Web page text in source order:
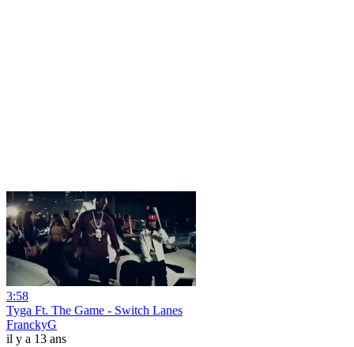
3:58
Tyga Ft. The Game - Switch Lanes
FranckyG
il y a 13 ans